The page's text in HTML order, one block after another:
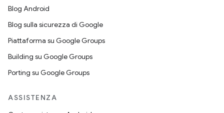
Blog Android
Blog sulla sicurezza di Google
Piattaforma su Google Groups
Building su Google Groups
Porting su Google Groups
ASSISTENZA